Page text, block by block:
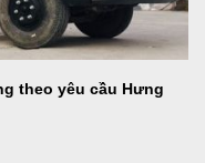
theo yêu cầu Hưng